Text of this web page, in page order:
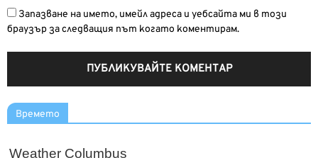
Запазване на името, имейл адреса и уебсайта ми в този
браузър за следващия път когато коментирам.
Времето